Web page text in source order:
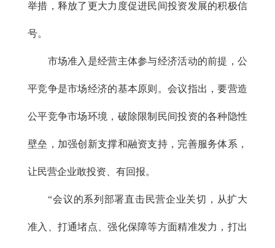
举措，释放了更大力度促进民间投资发展的积极信
号。
市场准入是经营主体参与经济活动的前提，公
平竞争是市场经济的基本原则。会议指出，要营造
公平竞争市场环境，破除限制民间投资的各种隐性
壁垒，加强创新支撑和融资支持，完善服务体系，
让民营企业敢投资、有回报。
“会议的系列部署直击民营企业关切，从扩大
准入、打通堵点、强化保障等方面精准发力，打出